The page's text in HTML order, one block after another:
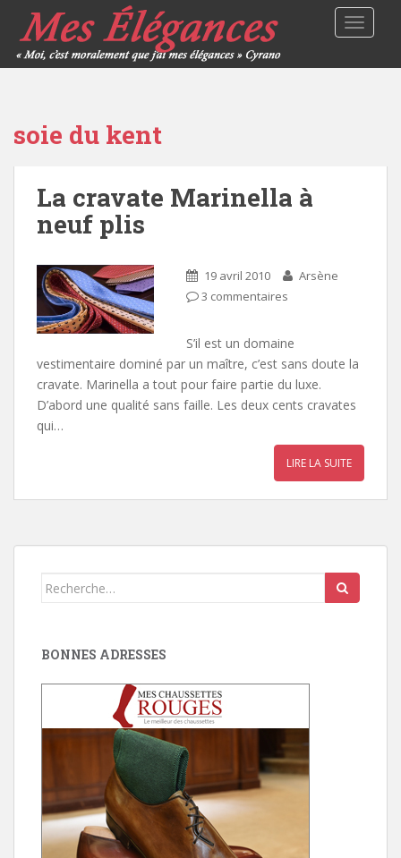
soie du kent
La cravate Marinella à
neuf plis
19 avril 2010
Arsène
3 commentaires
S’il est un domaine
vestimentaire dominé par un maître, c’est sans doute la
cravate. Marinella a tout pour faire partie du luxe.
D’abord une qualité sans faille. Les deux cents cravates
qui…
LIRE LA SUITE
Search
BONNES ADRESSES